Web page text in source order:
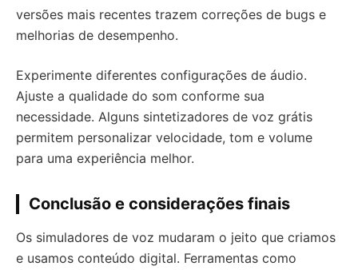
versões mais recentes trazem correções de bugs e
melhorias de desempenho.
Experimente diferentes configurações de áudio.
Ajuste a qualidade do som conforme sua
necessidade. Alguns sintetizadores de voz grátis
permitem personalizar velocidade, tom e volume
para uma experiência melhor.
Conclusão e considerações finais
Os simuladores de voz mudaram o jeito que criamos
e usamos conteúdo digital. Ferramentas como